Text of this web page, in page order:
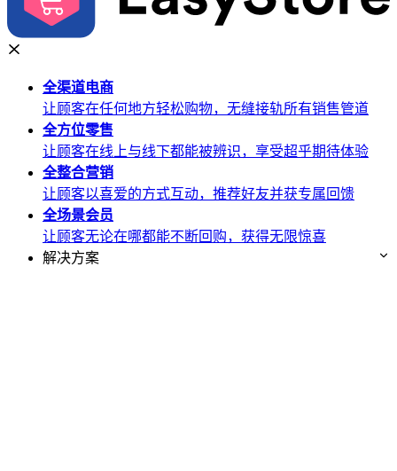
全渠道电商
让顾客在任何地方轻松购物，无缝接轨所有销售管道
全方位零售
让顾客在线上与线下都能被辨识，享受超乎期待体验
全整合营销
让顾客以喜爱的方式互动，推荐好友并获专属回馈
全场景会员
让顾客无论在哪都能不断回购，获得无限惊喜
解决方案